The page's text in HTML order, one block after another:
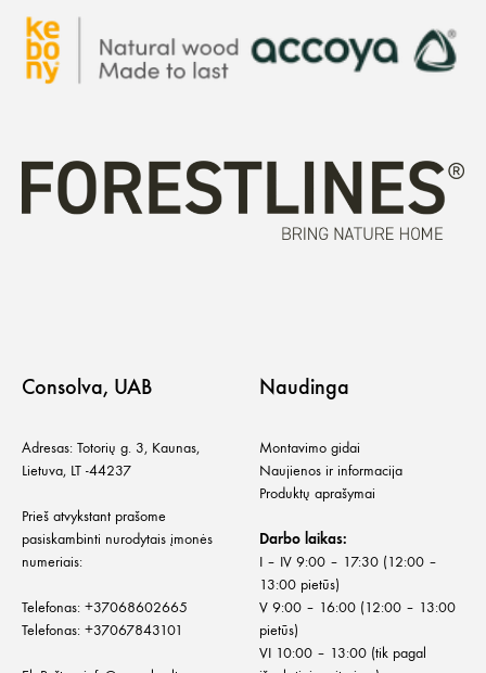
Consolva, UAB
Adresas: Totorių g. 3, Kaunas,
Lietuva, LT -44237
Prieš atvykstant prašome
pasiskambinti nurodytais įmonės
numeriais:
Telefonas: +37068602665
Telefonas: +37067843101
Naudinga
Montavimo gidai
Naujienos ir informacija
Produktų aprašymai
Darbo laikas:
I – IV 9:00 – 17:30 (12:00 –
13:00 pietūs)
V 9:00 – 16:00 (12:00 – 13:00
pietūs)
VI 10:00 – 13:00 (tik pagal